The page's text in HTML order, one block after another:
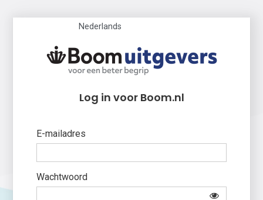
Nederlands
Log in voor Boom.nl
E-mailadres
Wachtwoord